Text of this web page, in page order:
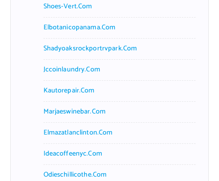
Shoes-Vert.com
Elbotanicopanama.com
Shadyoaksrockportrvpark.com
Jccoinlaundry.com
Kautorepair.com
Marjaeswinebar.com
Elmazatlanclinton.com
Ideacoffeenyc.com
Odieschillicothe.com